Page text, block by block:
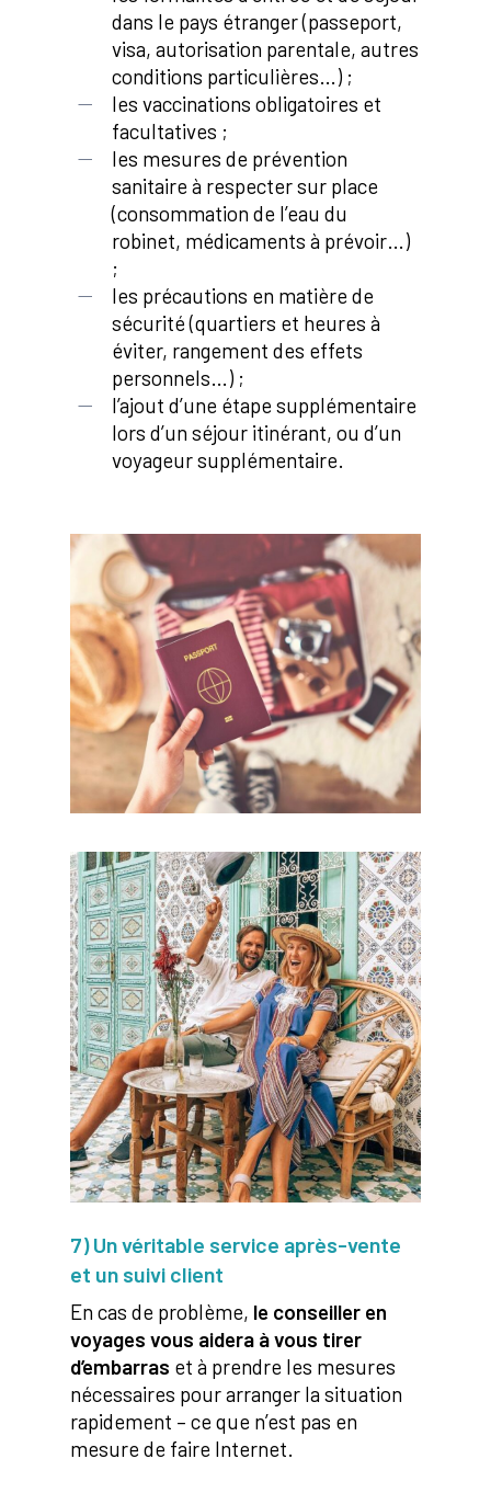
dans le pays étranger (passeport,
visa, autorisation parentale, autres
conditions particulières…) ;
les vaccinations obligatoires et
facultatives ;
les mesures de prévention
sanitaire à respecter sur place
(consommation de l’eau du
robinet, médicaments à prévoir…)
;
les précautions en matière de
sécurité (quartiers et heures à
éviter, rangement des effets
personnels…) ;
l’ajout d’une étape supplémentaire
lors d’un séjour itinérant, ou d’un
voyageur supplémentaire.
7) Un véritable service après-vente
et un suivi client
En cas de problème, le conseiller en
voyages vous aidera à vous tirer
d’embarras et à prendre les mesures
nécessaires pour arranger la situation
rapidement – ce que n’est pas en
mesure de faire Internet.